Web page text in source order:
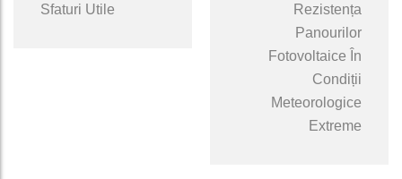
Sfaturi Utile
Rezistența
Panourilor
Fotovoltaice În
Condiții
Meteorologice
Extreme